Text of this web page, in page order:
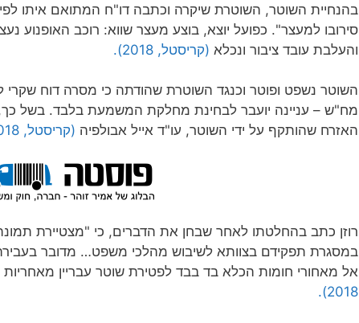
בהנחיית השוטר, השוטרת שיקרה וכתבה דו"ח המתואם איתו
סירובו למעצר". כפועל יוצא, בוצע מעצר שווא: רוכב האופנוע
והעלבת עובד ציבור ונכלא (קריסטל, 2018).
השוטר נשפט ופוטר וכנגד השוטרת שהודתה כי מסרה דוח
מח"ש – עניינה יועבר לבחינת מחלקת המשמעת בלבד. בשל כך,
האזרח שהותקף על ידי השוטר, עו"ד אייל אבולפיה (קריסטל, 2018).
רוזן כתב בהחלטתו לאחר שבחן את הדברים, כי "מצטיירת
במסגרת תפקידם בצוותא לשיבוש מהלכי משפט… מדובר
אל מאחורי חומות הכלא בד בבד לפטירת שוטר עבריין
2018).